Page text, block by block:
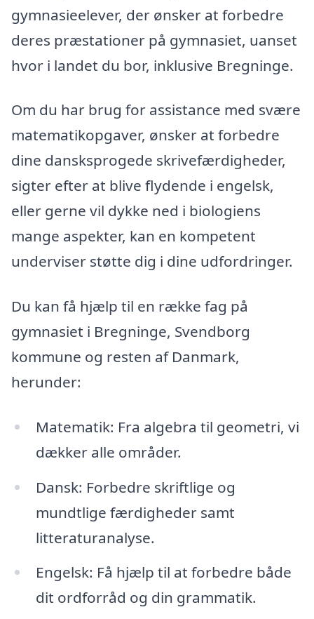
gymnasieelever, der ønsker at forbedre
deres præstationer på gymnasiet, uanset
hvor i landet du bor, inklusive Bregninge.
Om du har brug for assistance med svære
matematikopgaver, ønsker at forbedre
dine dansksprogede skrivefærdigheder,
sigter efter at blive flydende i engelsk,
eller gerne vil dykke ned i biologiens
mange aspekter, kan en kompetent
underviser støtte dig i dine udfordringer.
Du kan få hjælp til en række fag på
gymnasiet i Bregninge, Svendborg
kommune og resten af Danmark,
herunder:
Matematik: Fra algebra til geometri, vi
dækker alle områder.
Dansk: Forbedre skriftlige og
mundtlige færdigheder samt
litteraturanalyse.
Engelsk: Få hjælp til at forbedre både
dit ordforråd og din grammatik.